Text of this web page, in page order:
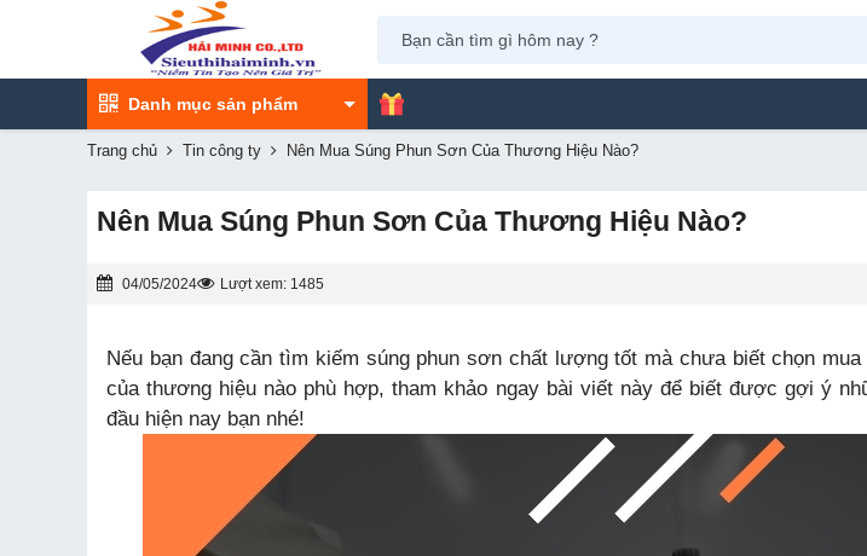
Danh mục sản phẩm
Trang chủ Tin công ty Nên Mua Súng Phun Sơn Của Thương Hiệu Nào?
Nên Mua Súng Phun Sơn Của Thương Hiệu Nào?
04/05/2024 Lượt xem: 1485
Nếu bạn đang cần tìm kiếm súng phun sơn chất lượng tốt mà chưa biết chọn mua
của thương hiệu nào phù hợp, tham khảo ngay bài viết này để biết được gợi ý
đầu hiện nay bạn nhé!